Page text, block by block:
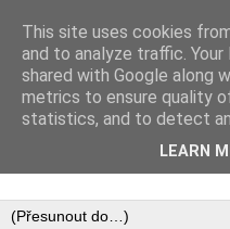
Inspirujte se tím, co píší
This site uses cookies
and to analyze traffic.
shared with Google along
metrics to ensure quality
statistics, and to detect
LEARN